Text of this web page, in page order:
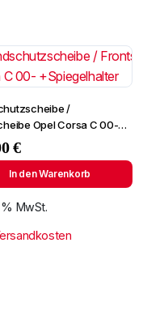
/
Opel Corsa C 00-
€
In den Warenkorb
% MwSt.